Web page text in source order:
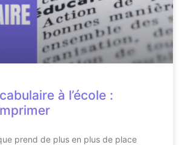
à l’école :
prend de plus en plus de place